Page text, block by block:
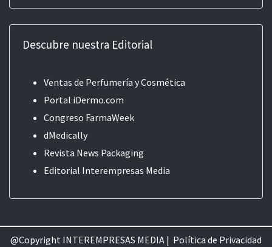
Descubre nuestra Editorial
Ventas de Perfumería y Cosmética
Portal iDermo.com
Congreso FarmaWeek
dMedically
Revista News Packaging
Editorial Interempresas Media
@Copyright INTEREMPRESAS MEDIA | Política de Privacidad